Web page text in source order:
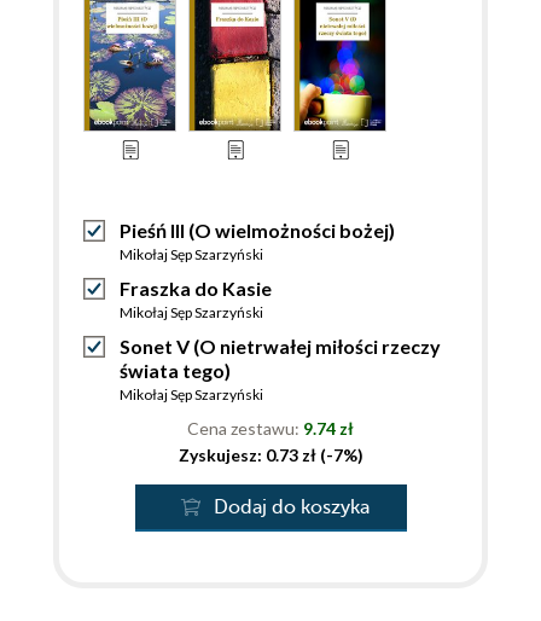
Pieśń III (O wielmożności bożej)
Mikołaj Sęp Szarzyński
Fraszka do Kasie
Mikołaj Sęp Szarzyński
Sonet V (O nietrwałej miłości rzeczy
świata tego)
Mikołaj Sęp Szarzyński
Cena zestawu: 9.74 zł
Zyskujesz: 0.73 zł (-7%)
Dodaj do koszyka